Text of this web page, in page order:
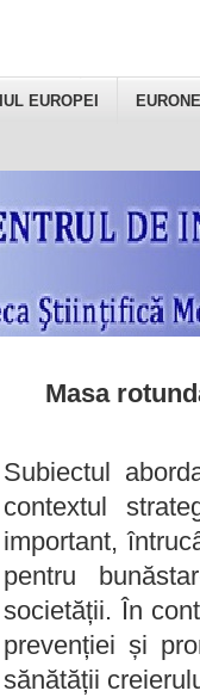
EUROPEI
Masa
Subiectul
contextul
important,
pentru
societății. În
prevenției și
sănătății